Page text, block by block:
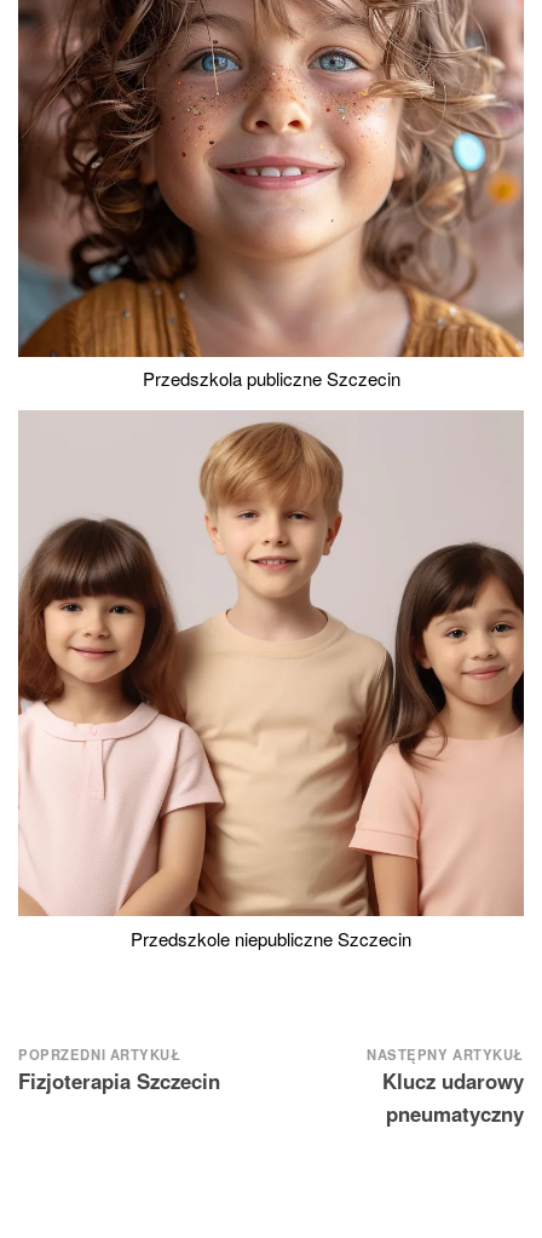
Przedszkola publiczne Szczecin
Przedszkole niepubliczne Szczecin
Nawigacja
wpisu
POPRZEDNI ARTYKUŁ
Fizjoterapia Szczecin
NASTĘPNY ARTYKUŁ
Klucz udarowy
pneumatyczny